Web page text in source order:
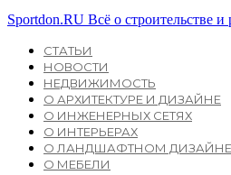
Sportdon.RU Всё о строительстве и
СТАТЬИ
НОВОСТИ
НЕДВИЖИМОСТЬ
О АРХИТЕКТУРЕ И ДИЗАЙНЕ
О ИНЖЕНЕРНЫХ СЕТЯХ
О ИНТЕРЬЕРАХ
О ЛАНДШАФТНОМ ДИЗАЙНЕ
О МЕБЕЛИ